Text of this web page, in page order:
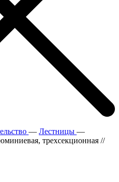
— Лестницы —
трехсекционная //